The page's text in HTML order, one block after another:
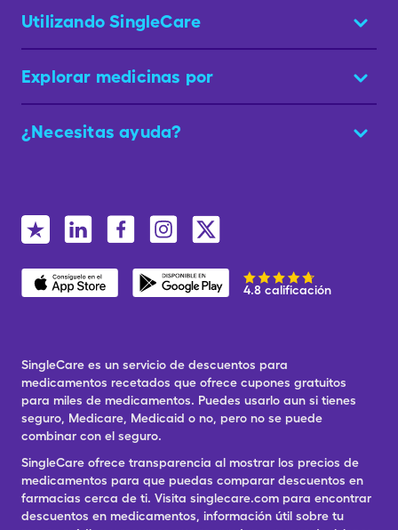
Utilizando SingleCare
Explorar medicinas por
¿Necesitas ayuda?
4.8 calificación
SingleCare es un servicio de descuentos para
medicamentos recetados que ofrece cupones gratuitos
para miles de medicamentos. Puedes usarlo aun si tienes
seguro, Medicare, Medicaid o no, pero no se puede
combinar con el seguro.
SingleCare ofrece transparencia al mostrar los precios de
medicamentos para que puedas comparar descuentos en
farmacias cerca de ti. Visita singlecare.com para encontrar
descuentos en medicamentos, información útil sobre tu